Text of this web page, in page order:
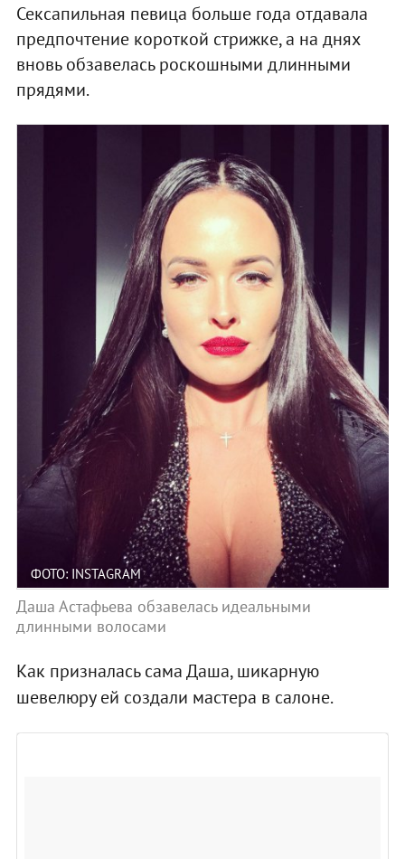
Сексапильная певица больше года отдавала
предпочтение короткой стрижке, а на днях
вновь обзавелась роскошными длинными
прядями.
ФОТО: INSTAGRAM
Даша Астафьева обзавелась идеальными
длинными волосами
Как призналась сама Даша, шикарную
шевелюру ей создали мастера в салоне.